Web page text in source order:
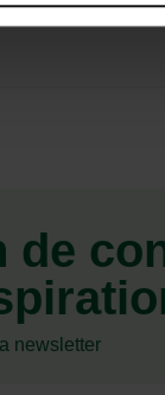
de
newsletter